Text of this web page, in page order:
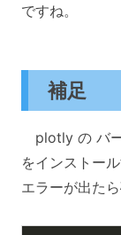
ですね。
補足
plotly の バ
をインストー
エラーが出た